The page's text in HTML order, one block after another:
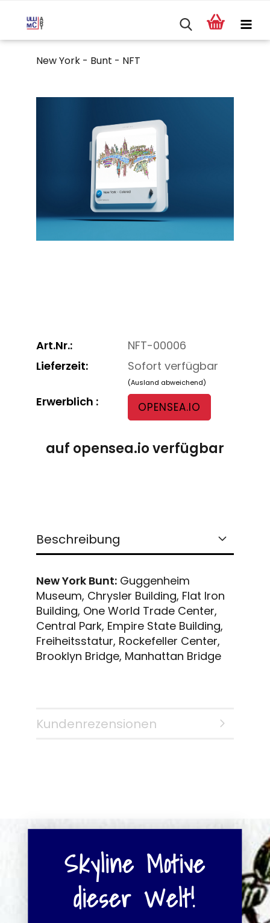
New York - Bunt - NFT
Art.Nr.:
NFT-00006
Lieferzeit:
Sofort verfügbar
(Ausland abweichend)
Erwerblich : OPENSEA.IO
auf opensea.io verfügbar
Beschreibung
New York Bunt: Guggenheim
Museum, Chrysler Building, Flat Iron
Building, One World Trade Center,
Central Park, Empire State Building,
Freiheitsstatur, Rockefeller Center,
Brooklyn Bridge, Manhattan Bridge
Kundenrezensionen
Skyline Motive
dieser Welt!